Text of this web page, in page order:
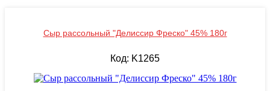
Сыр рассольный "Делиссир Фреско" 45% 180г
Код: K1265